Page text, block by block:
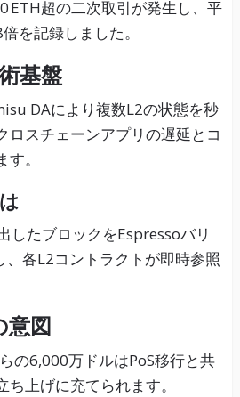
ETH超の二次取引が発生し、平
を記録しました。
基盤
DAにより複数L2の状態を秒
ロスチェーンアプリの遅延とコ
。
したブロックをEspressoバリ
、各L2コントラクトが即時参照
意図
の6,000万ドルはPoS移行と共
上げに充てられます。